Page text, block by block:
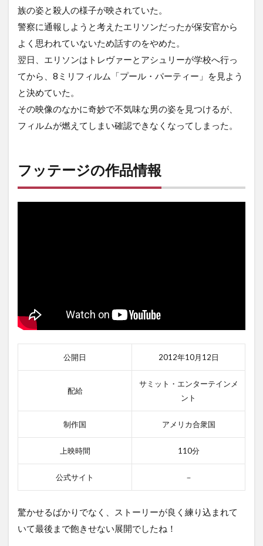
族の姿と殺人の様子が映されていた。
警察に通報しようと考えたエリソンだったが保安官から
よく思われていないため話すのをやめた。
翌日、エリソンはトレヴァーとアシュリーが学校へ行っ
てから、8ミリフィルム「プール・パーティー」を見よう
と決めていた。
その映像のなかに奇妙で不気味な男の姿を見つけるが、
フィルムが燃えてしまい確認できなくなってしまった。
フッテージの作品情報
公開日 2012年10月12日
配給
サミット・エンターテインメ
ント
制作国 アメリカ合衆国
上映時間 110分
公式サイト －
驚かせるばかりでなく、ストーリーが良く練り込まれて
いて最後まで飽きせない展開でしたね！